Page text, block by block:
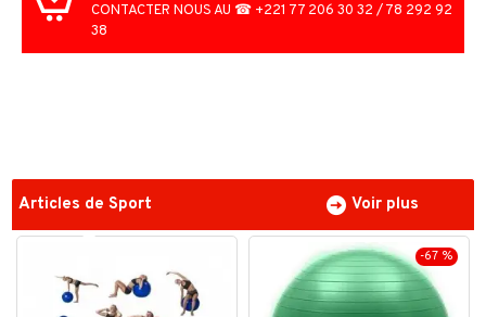
CONTACTER NOUS AU ☎ +221 77 206 30 32 / 78 292 92
38
Articles de Sport Voir plus
-67 %